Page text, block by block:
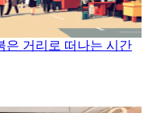
은 거리로 떠나는 시간